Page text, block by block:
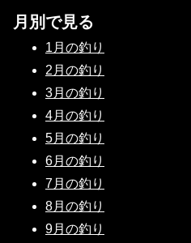
月別で見る
1月の釣り
2月の釣り
3月の釣り
4月の釣り
5月の釣り
6月の釣り
7月の釣り
8月の釣り
9月の釣り